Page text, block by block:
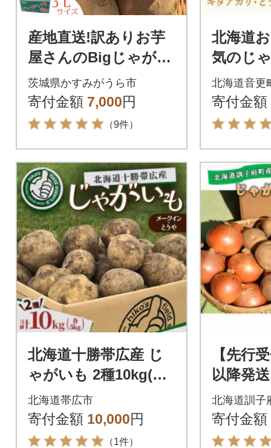
産地直送!訳ありお芋
屋さんのBigじゃがい
も(品種:とうや)10kg
茨城県かすみがうら市
寄付金額 7,000円
（9件）
北海道
気の
とう
カリ 2
kg 【
北海道音更
寄付金額
北海道十勝帯広産 じ
ゃがいも 2種10kg(メ
ークイン とうや )
北海道帯広市
寄付金額 10,000円
（1件）
【先行
以降発
じゃが
や」5kg
ット
北海道訓子
寄付金額